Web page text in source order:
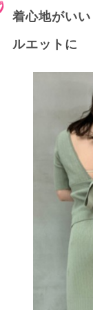
着心地がい
ルエットに